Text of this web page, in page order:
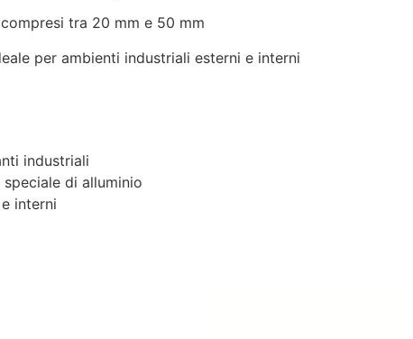
tra 20 mm e 50 mm
per ambienti industriali esterni e interni
industriali
di alluminio
interni